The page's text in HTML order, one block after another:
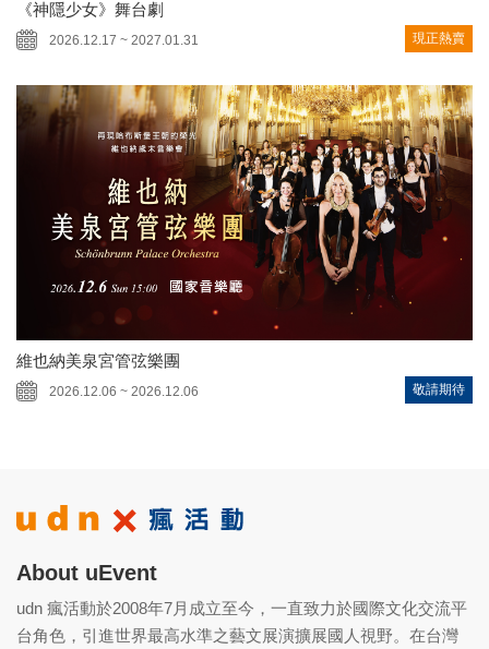
《神隱少女》舞台劇
2026.12.17 ~ 2027.01.31 現正熱賣
維也納美泉宮管弦樂團
2026.12.06 ~ 2026.12.06 敬請期待
About uEvent
udn 瘋活動於2008年7月成立至今，一直致力於國際文化交流平
台角色，引進世界最高水準之藝文展演擴展國人視野。在台灣